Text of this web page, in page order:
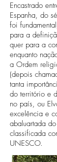
Encastrado
Espanha, do
foi
para a
quer para a
enquanto
a Ordem
(depois
tanta
do território e
no país, ou
excelência e
abaluartada
classificada
UNESCO.